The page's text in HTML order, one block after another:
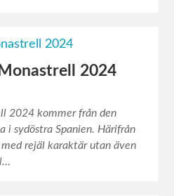
2024
2024 kommer från den
i sydöstra Spanien. Härifrån
rejäl karaktär utan även